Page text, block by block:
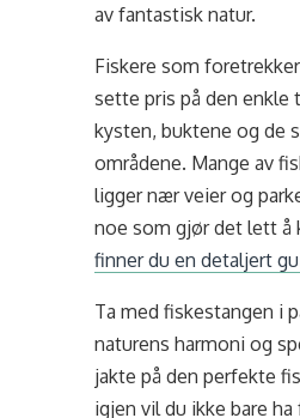
av fantastisk natur.
Fiskere som
sette pris på den enkle
kysten, buktene og de
områdene. Mange av
ligger nær veier og
noe som gjør det lett å
finner du en detaljert
Ta med fiskestangen i
naturens harmoni og
jakte på den perfekte
igjen vil du ikke bare